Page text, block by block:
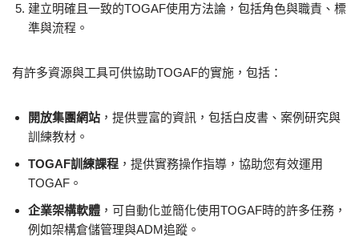
建立明確且一致的TOGAF使用方法論，包括角色與職責、標
準與流程。
有許多資源與工具可供協助TOGAF的實施，包括：
開放集團網站 ，提供豐富的資訊，包括白皮書、案例研究與
訓練教材。
TOGAF訓練課程 ，提供實務操作指導，協助您有效運用
TOGAF。
企業架構軟體 ，可自動化並簡化使用TOGAF時的許多任務，
例如架構倉儲管理與ADM追蹤。